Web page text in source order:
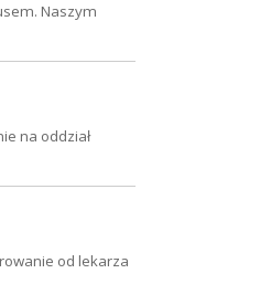
Naszym
na oddział
od lekarza